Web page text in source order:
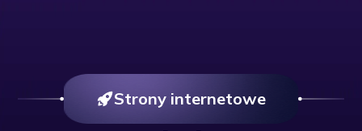
Strony internetowe